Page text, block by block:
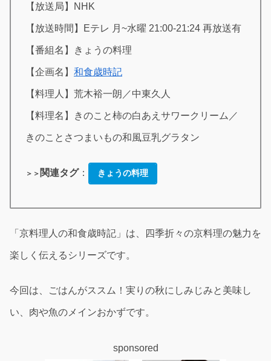
【放送局】NHK
【放送時間】Eテレ 月~水曜 21:00-21:24 再放送有
【番組名】きょうの料理
【企画名】 和食歳時記
【料理人】荒木裕一朗／中東久人
【料理名】きのこと柿の白あえサワークリーム／
きのことさつまいもの和風豆乳グラタン
＞＞ 関連タグ： きょうの料理
「京料理人の和食歳時記」は、四季折々の京料理の魅力を
楽しく伝えるシリーズです。
今回は、ごはんがススム！実りの秋にしみじみと美味し
い、肉や魚のメインおかずです。
sponsored